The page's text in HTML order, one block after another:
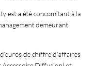
est a été concomitant à la
demeurant
de chiffre d’affaires